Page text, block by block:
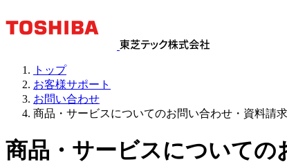
トップ
お客様サポート
お問い合わせ
商品・サービスについてのお問い合わせ・資料請求
商品・サービスについての